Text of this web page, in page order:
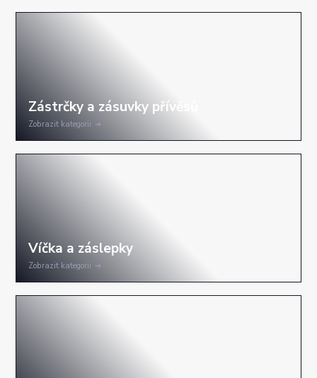
Zobrazit kategorii
Zobrazit kategorii